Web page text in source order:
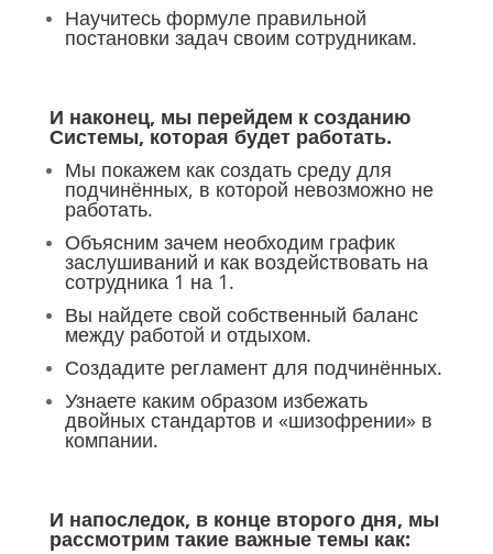
Научитесь формуле правильной
постановки задач своим сотрудникам.
И наконец, мы перейдем к созданию
Системы, которая будет работать.
Мы покажем как создать среду для
подчинённых, в которой невозможно не
работать.
Объясним зачем необходим график
заслушиваний и как воздействовать на
сотрудника 1 на 1.
Вы найдете свой собственный баланс
между работой и отдыхом.
Создадите регламент для подчинённых.
Узнаете каким образом избежать
двойных стандартов и «шизофрении» в
компании.
И напоследок, в конце второго дня, мы
рассмотрим такие важные темы как: